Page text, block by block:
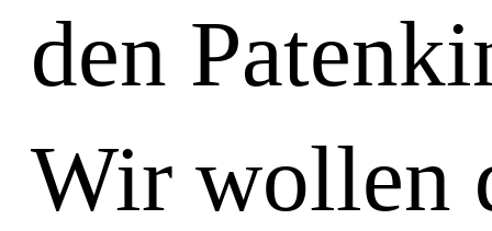
den
Wir wollen